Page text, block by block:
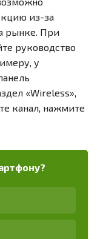
из-за
рынке. При
руководство
у
«Wireless»,
канал, нажмите